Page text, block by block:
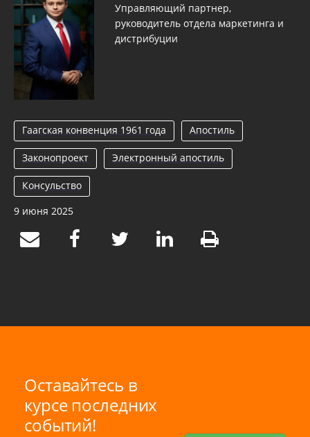
Управляющий партнер,
руководитель отдела маркетинга и
дистрибуции
Гаагская конвенция 1961 года Апостиль
Законопроект Электронный апостиль
Консульство
9 июня 2025
Оставайтесь в
курсе последних
событий!